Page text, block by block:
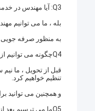
Q3: آیا مهندس در خدمت خارج از کشور است؟
بله ، ما می توانیم
به منظور صرفه جویی
Q4چگونه می توانیم از کیفیت ماشین پس از ثبت سفارش اطمینان حاصل کنیم؟
قبل از تحویل ، ما
تنظیم خواهیم کرد.
و همچنین می توانید
Q5ما می ترسیم بعد از اینکه پول را برای شما ارسال کردیم ، دستگاه را برای ما ارسال نکنید؟